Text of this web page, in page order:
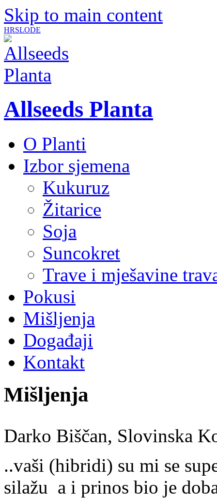
Skip to main content
HRSLODE
Allseeds Planta
O Planti
Izbor sjemena
Kukuruz
Žitarice
Soja
Suncokret
Trave i mješavine
Pokusi
Mišljenja
Događaji
Kontakt
Mišljenja
Darko Biščan, Slovinska
..vaši (hibridi) su mi se
silažu a i prinos bio je